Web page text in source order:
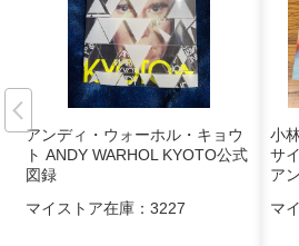
アンディ・ウォーホル・キョウ
ト ANDY WARHOL KYOTO公式
図録
マイストア在庫： 3227
小
サ
ア
マ